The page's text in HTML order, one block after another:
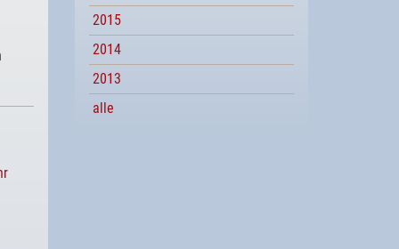
2015
2014
2013
alle